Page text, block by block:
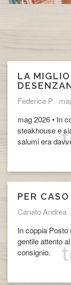
LA
Federica P ·
mag 2026 • In
steakhouse e
salumi era
PER CASO
Canato Andrea ·
In coppia
gentile attento
consignio.